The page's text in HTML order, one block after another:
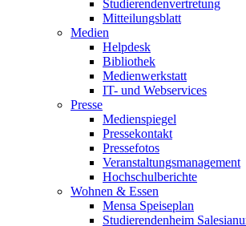
Studierendenvertretung
Mitteilungsblatt
Medien
Helpdesk
Bibliothek
Medienwerkstatt
IT- und Webservices
Presse
Medienspiegel
Pressekontakt
Pressefotos
Veranstaltungsmanagement
Hochschulberichte
Wohnen & Essen
Mensa Speiseplan
Studierendenheim